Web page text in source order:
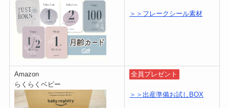
＞＞フレークシール素材
Amazon
らくらくベビー
全員プレゼント
＞＞出産準備お試しBOX